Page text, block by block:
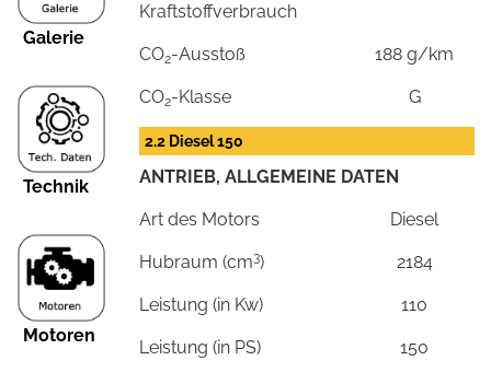
Galerie
Technik
Motoren
Kraftstoffverbrauch
CO2-Ausstoß 188 g/km
CO2-Klasse G
2.2 Diesel 150
ANTRIEB, ALLGEMEINE DATEN
Art des Motors Diesel
Hubraum (cm3) 2184
Leistung (in Kw) 110
Leistung (in PS) 150